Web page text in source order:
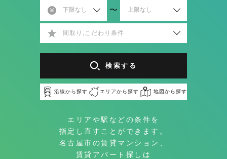
〜
間取り,こだわり条件
検索する
沿線から探す エリアから探す 地図から探す
エリアや駅などの条件を
指定し直すことができます。
名古屋市の賃貸マンション、
賃貸アパート探しは